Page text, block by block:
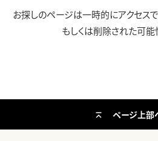
お探しのページは一時的にアクセス
もしくは削除された可能
ページ上部